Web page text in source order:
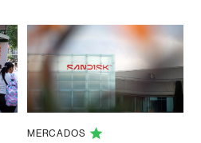
MERCADOS